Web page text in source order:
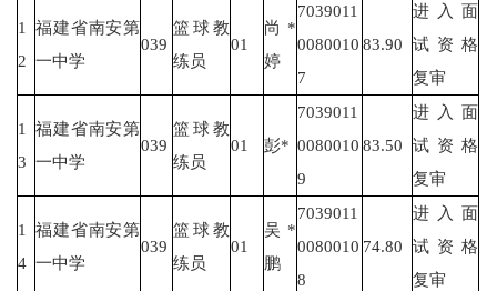
1
2
福建省南安第
一中学
039
篮球教
练员
01
尚*
婷
7039011
0080010
7
83.90
进入面
试资格
复审
1
3
福建省南安第
一中学
039
篮球教
练员
01 彭*
7039011
0080010
9
83.50
进入面
试资格
复审
1
4
福建省南安第
一中学
039
篮球教
练员
01
吴*
鹏
7039011
0080010
8
74.80
进入面
试资格
复审